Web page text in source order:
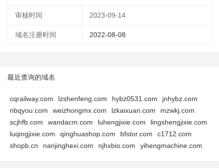
审核时间 2023-09-14
域名注册时间 2022-08-08
最近查询的域名
cqrailway.com lzshenfeng.com hybz0531.com
jnhybz.com
nbqyou.com
weizhongmx.com lzkaixuan.com
mzwkj.com
scjhfb.com
wandacm.com luhengjixie.com
lingshengjixie.com
luqingjixie.com
qinghuashop.com bfstor.com
c1712.com
shopb.cn
nanjinghexi.com njhxbio.com yihengmachine.com